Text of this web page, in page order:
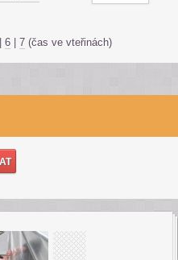
| 6 | 7 (čas ve vteřinách)